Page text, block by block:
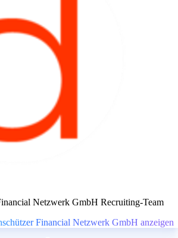
Netzwerk GmbH Recruiting-Team
Financial Netzwerk GmbH anzeigen